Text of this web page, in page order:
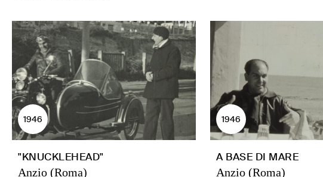
1946
"KNUCKLEHEAD"
Anzio (Roma)
1946
A BASE DI MARE
Anzio (Roma)